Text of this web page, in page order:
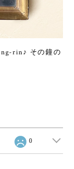
rin♪ その鐘の
0